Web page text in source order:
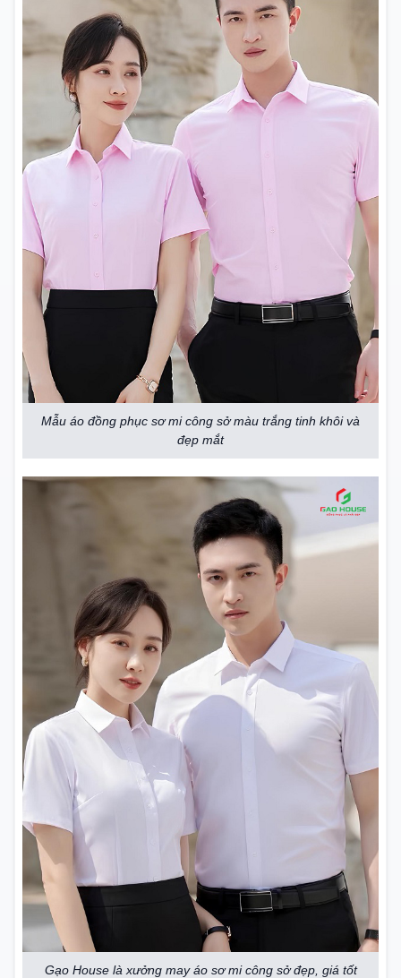
Mẫu áo đồng phục sơ mi công sở màu trắng tinh khôi và
đẹp mắt
Gạo House là xưởng may áo sơ mi công sở đẹp, giá tốt